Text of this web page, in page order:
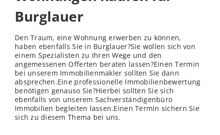
Burglauer
Den Traum, eine Wohnung erwerben zu können,
haben ebenfalls Sie in Burglauer?Sie wollen sich von
einem Spezialisten zu Ihren Wege und den
angemessenen Offerten beraten lassen?Einen Termin
bei unserem Immobilienmakler sollten Sie dann
absprechen.Eine professionelle Immobilienbewertung
benötigen genauso Sie?Hierbei sollten Sie sich
ebenfalls von unserem Sachverständigenbüro
Immobilien begleiten lassen.Einen Termin sichern Sie
sich zu diesem Thema bei uns.